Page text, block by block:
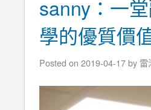
sanny：一
學的優質價
Posted on 2019-04-17by 雷